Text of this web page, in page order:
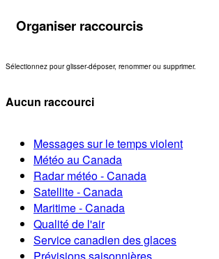
Organiser raccourcis
Sélectionnez pour glisser-déposer, renommer ou supprimer.
Aucun raccourci
Messages sur le temps violent
Météo au Canada
Radar météo - Canada
Satellite - Canada
Maritime - Canada
Qualité de l'air
Service canadien des glaces
Prévisions saisonnières